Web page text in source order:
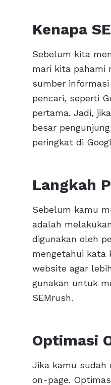
Kenapa
Sebelum kita
mari kita pahami
sumber
pencari, seperti
pertama. Jadi,
besar
peringkat di
Langkah
Sebelum kamu
adalah
digunakan oleh
mengetahui kata
website agar
gunakan untuk
SEMrush.
Optimasi
Jika kamu sudah
on-page.